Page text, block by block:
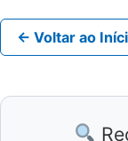
← Voltar ao